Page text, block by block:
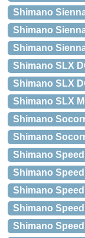
Shimano
Shimano
Shimano
Shimano SLX
Shimano SLX
Shimano SLX
Shimano
Shimano
Shimano
Shimano
Shimano
Shimano
Shimano